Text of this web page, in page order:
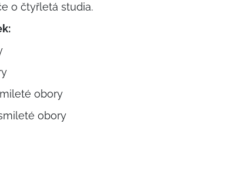
o čtyřletá studia.
obory
obory